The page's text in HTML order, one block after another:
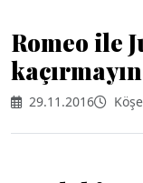
Romeo ile
kaçırmayın
29.11.2016 Köşe